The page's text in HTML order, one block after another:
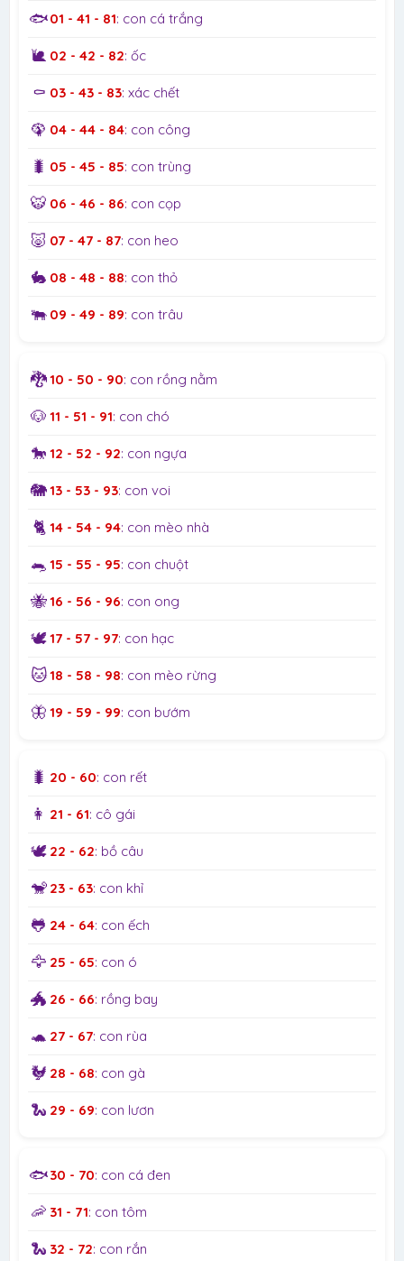
🐟01 - 41 - 81: con cá trắng
🐌 02 - 42 - 82: ốc
⚰️ 03 - 43 - 83: xác chết
🦚 04 - 44 - 84: con công
🐛 05 - 45 - 85: con trùng
🐯 06 - 46 - 86: con cọp
🐷 07 - 47 - 87: con heo
🐇 08 - 48 - 88: con thỏ
🐃 09 - 49 - 89: con trâu
🐉10 - 50 - 90: con rồng nằm
🐶 11 - 51 - 91: con chó
🐎 12 - 52 - 92: con ngựa
🐘13 - 53 - 93: con voi
🐈 14 - 54 - 94: con mèo nhà
🐀 15 - 55 - 95: con chuột
🐝16 - 56 - 96: con ong
🕊️17 - 57 - 97: con hạc
🐱18 - 58 - 98: con mèo rừng
🦋 19 - 59 - 99: con bướm
🐛 20 - 60: con rết
👩 21 - 61: cô gái
🕊️ 22 - 62: bồ câu
🐒 23 - 63: con khỉ
🐸 24 - 64: con ếch
🦅 25 - 65: con ó
🐲 26 - 66: rồng bay
🐢 27 - 67: con rùa
🐓 28 - 68: con gà
🐍 29 - 69: con lươn
🐟30 - 70: con cá đen
🦐 31 - 71: con tôm
🐍 32 - 72: con rắn